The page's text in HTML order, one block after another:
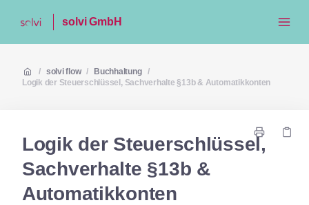
solvi GmbH
/ solvi flow / Buchhaltung
/
Logik der Steuerschlüssel, Sachverhalte §13b & Automatikkonten
Logik der Steuerschlüssel,
Sachverhalte §13b &
Automatikkonten